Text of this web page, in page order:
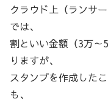
クラウド上（ランサ
では、
割といい金額（3万～
りますが、
スタンプを作成した
も、